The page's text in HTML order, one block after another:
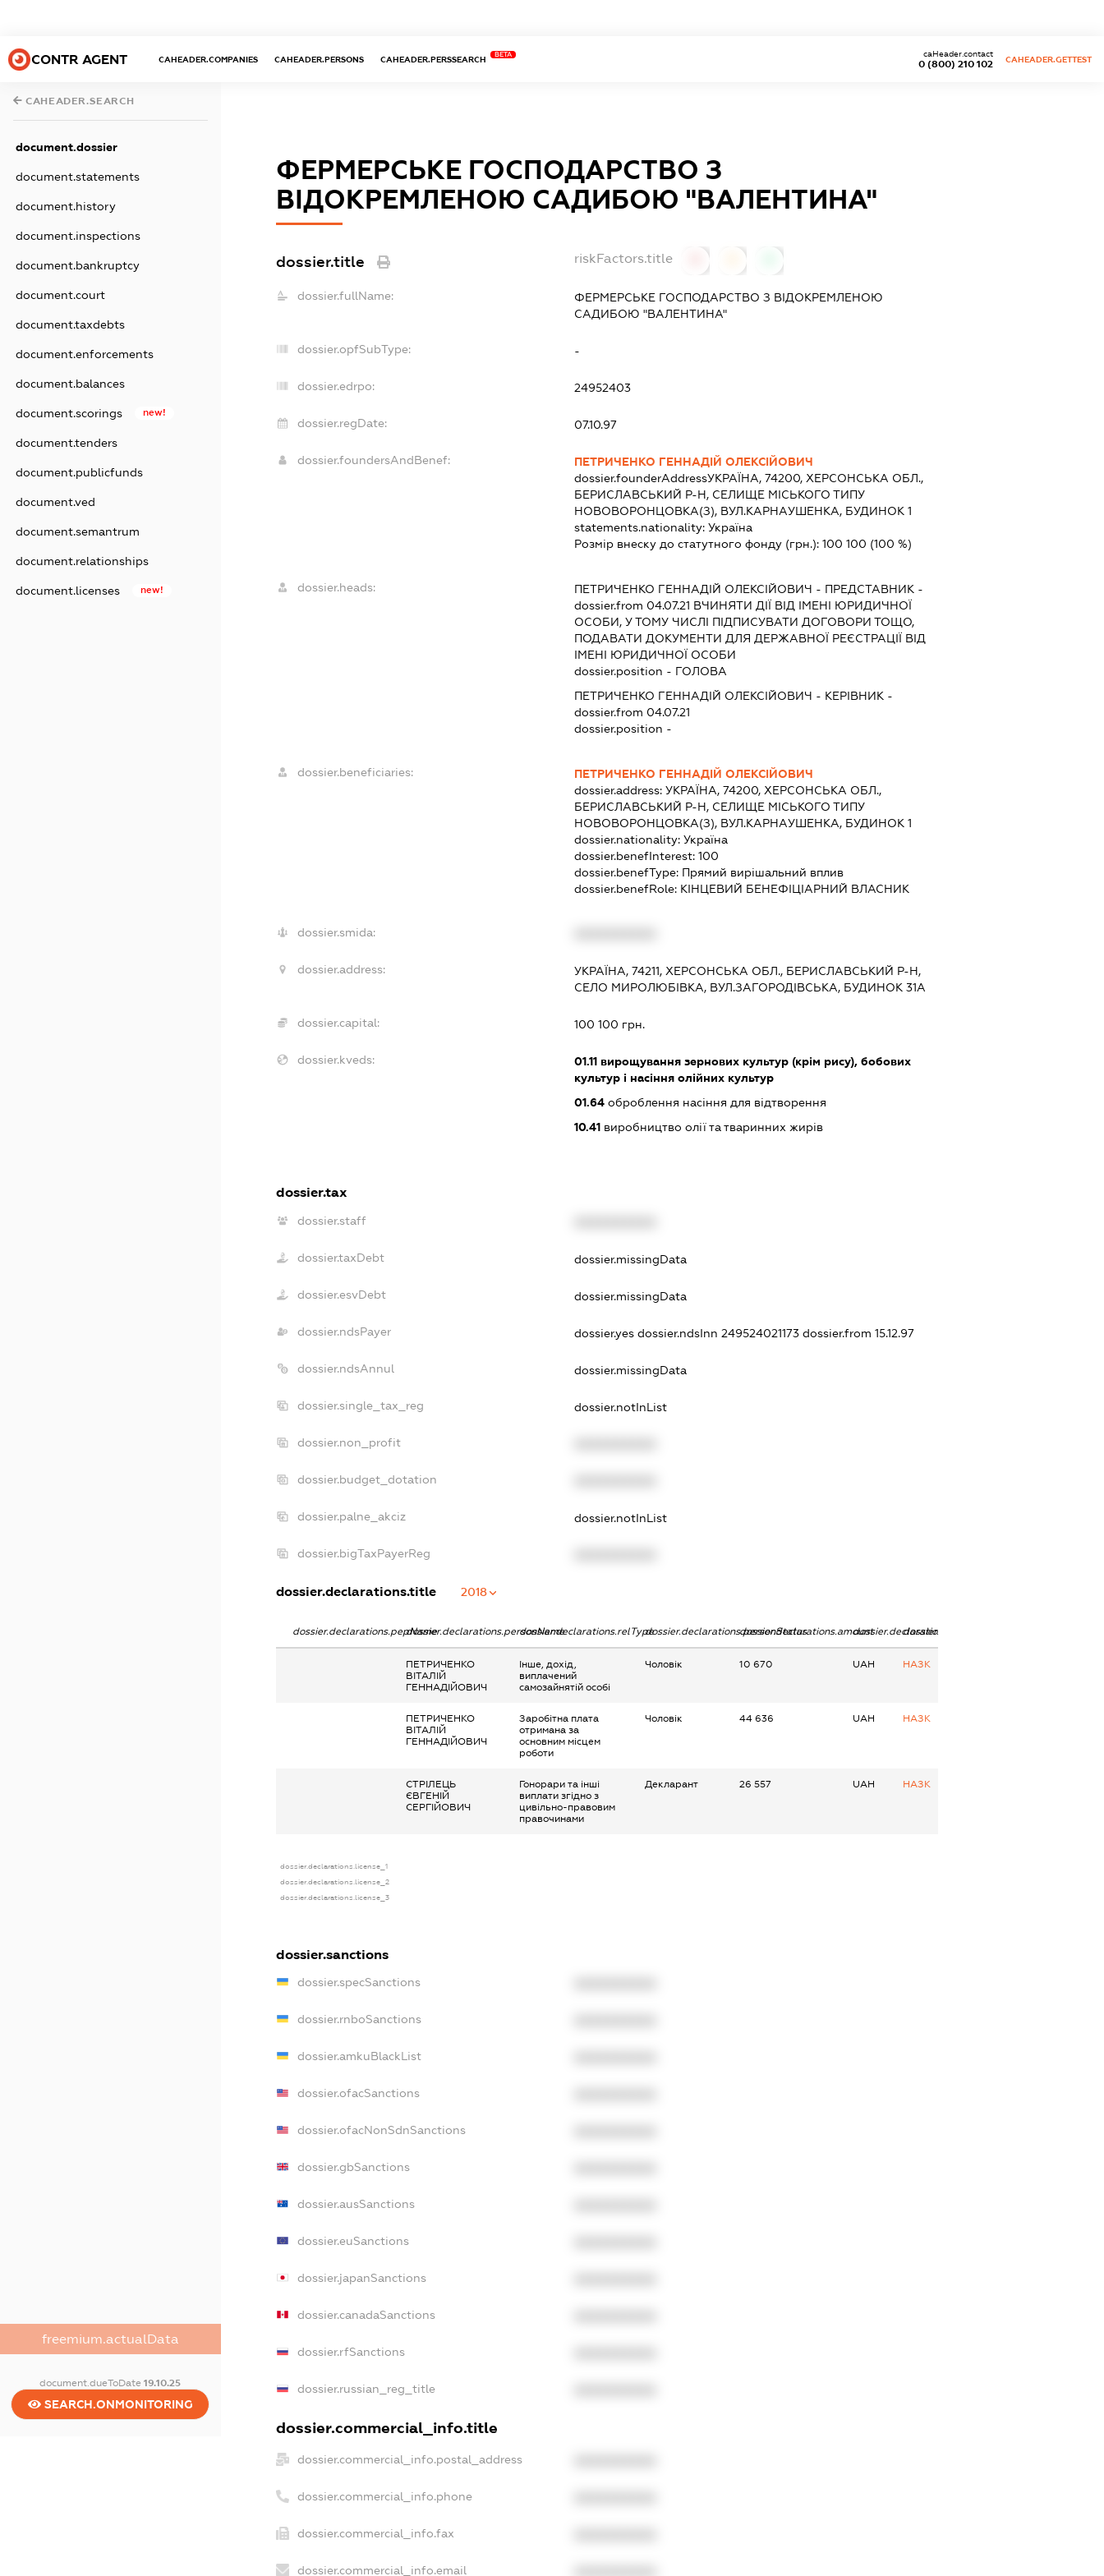
CONTR AGENT CAHEADER.COMPANIES CAHEADER.PERSONS CAHEADER.PERSSEARCH
BETA
0 (800) 210 102
caHeader.contact
CAHEADER.GETTEST
CAHEADER.SEARCH
document.dossier
document.statements
document.history
document.inspections
document.bankruptcy
document.court
document.taxdebts
document.enforcements
document.balances
document.scorings new!
document.tenders
document.publicfunds
document.ved
document.semantrum
document.relationships
document.licenses new!
freemium.actualData
document.dueToDate19.10.25
SEARCH.ONMONITORING
ФЕРМЕРСЬКЕ ГОСПОДАРСТВО З
ВІДОКРЕМЛЕНОЮ САДИБОЮ "ВАЛЕНТИНА"
dossier.title riskFactors.title
dossier.fullName:
ФЕРМЕРСЬКЕ ГОСПОДАРСТВО З ВІДОКРЕМЛЕНОЮ
САДИБОЮ "ВАЛЕНТИНА"
dossier.opfSubType: -
dossier.edrpo: 24952403
dossier.regDate: 07.10.97
dossier.foundersAndBenef:
ПЕТРИЧЕНКО ГЕННАДІЙ ОЛЕКСІЙОВИЧ
dossier.founderAddressУКРАЇНА, 74200, ХЕРСОНСЬКА ОБЛ.,
БЕРИСЛАВСЬКИЙ Р-Н, СЕЛИЩЕ МІСЬКОГО ТИПУ
НОВОВОРОНЦОВКА(З), ВУЛ.КАРНАУШЕНКА, БУДИНОК 1
statements.nationality: Україна
Розмір внеску до статутного фонду (грн.): 100 100 (100 %)
dossier.heads: ПЕТРИЧЕНКО ГЕННАДІЙ ОЛЕКСІЙОВИЧ - ПРЕДСТАВНИК-
dossier.from 04.07.21 ВЧИНЯТИ ДІЇ ВІД ІМЕНІ ЮРИДИЧНОЇ
ОСОБИ, У ТОМУ ЧИСЛІ ПІДПИСУВАТИ ДОГОВОРИ ТОЩО,
ПОДАВАТИ ДОКУМЕНТИ ДЛЯ ДЕРЖАВНОЇ РЕЄСТРАЦІЇ ВІД
ІМЕНІ ЮРИДИЧНОЇ ОСОБИ
dossier.position - ГОЛОВА
ПЕТРИЧЕНКО ГЕННАДІЙ ОЛЕКСІЙОВИЧ - КЕРІВНИК-
dossier.from 04.07.21
dossier.position -
dossier.beneficiaries:
ПЕТРИЧЕНКО ГЕННАДІЙ ОЛЕКСІЙОВИЧ
dossier.address: УКРАЇНА, 74200, ХЕРСОНСЬКА ОБЛ.,
БЕРИСЛАВСЬКИЙ Р-Н, СЕЛИЩЕ МІСЬКОГО ТИПУ
НОВОВОРОНЦОВКА(З), ВУЛ.КАРНАУШЕНКА, БУДИНОК 1
dossier.nationality: Україна
dossier.benefInterest: 100
dossier.benefType: Прямий вирішальний вплив
dossier.benefRole: КІНЦЕВИЙ БЕНЕФІЦІАРНИЙ ВЛАСНИК
dossier.smida:
dossier.address:
УКРАЇНА, 74211, ХЕРСОНСЬКА ОБЛ., БЕРИСЛАВСЬКИЙ Р-Н,
СЕЛО МИРОЛЮБІВКА, ВУЛ.ЗАГОРОДІВСЬКА, БУДИНОК 31А
dossier.capital: 100 100 грн.
dossier.kveds: 01.11вирощування зернових культур (крім рису), бобових
культур і насіння олійних культур
01.64оброблення насіння для відтворення
10.41виробництво олії та тваринних жирів
dossier.tax
dossier.staff
dossier.taxDebt dossier.missingData
dossier.esvDebt dossier.missingData
dossier.ndsPayer dossier.yes dossier.ndsInn 249524021173 dossier.from 15.12.97
dossier.ndsAnnul dossier.missingData
dossier.single_tax_reg dossier.notInList
dossier.non_profit
dossier.budget_dotation
dossier.palne_akciz dossier.notInList
dossier.bigTaxPayerReg
dossier.declarations.title 2018
dossier.declarations.pepNamedossier.declarations.personNamedossier.declarations.relTypedossier.declarations.personStatusdossier.declarations.amountdossier.declarations.currency
dossier.declarations.source
ПЕТРИЧЕНКО
ВІТАЛІЙ
ГЕННАДІЙОВИЧ
Інше, дохід,
виплачений
самозайнятій особі
Чоловік 10 670 UAH НАЗК
ПЕТРИЧЕНКО
ВІТАЛІЙ
ГЕННАДІЙОВИЧ
Заробітна плата
отримана за
основним місцем
роботи
Чоловік 44 636 UAH НАЗК
СТРІЛЕЦЬ
ЄВГЕНІЙ
СЕРГІЙОВИЧ
Гонорари та інші
виплати згідно з
цивільно-правовим
правочинами
Декларант 26 557 UAH НАЗК
dossier.declarations.license_1
dossier.declarations.license_2
dossier.declarations.license_3
dossier.sanctions
dossier.specSanctions
dossier.rnboSanctions
dossier.amkuBlackList
dossier.ofacSanctions
dossier.ofacNonSdnSanctions
dossier.gbSanctions
dossier.ausSanctions
dossier.euSanctions
dossier.japanSanctions
dossier.canadaSanctions
dossier.rfSanctions
dossier.russian_reg_title
dossier.commercial_info.title
dossier.commercial_info.postal_address
dossier.commercial_info.phone
dossier.commercial_info.fax
dossier.commercial_info.email